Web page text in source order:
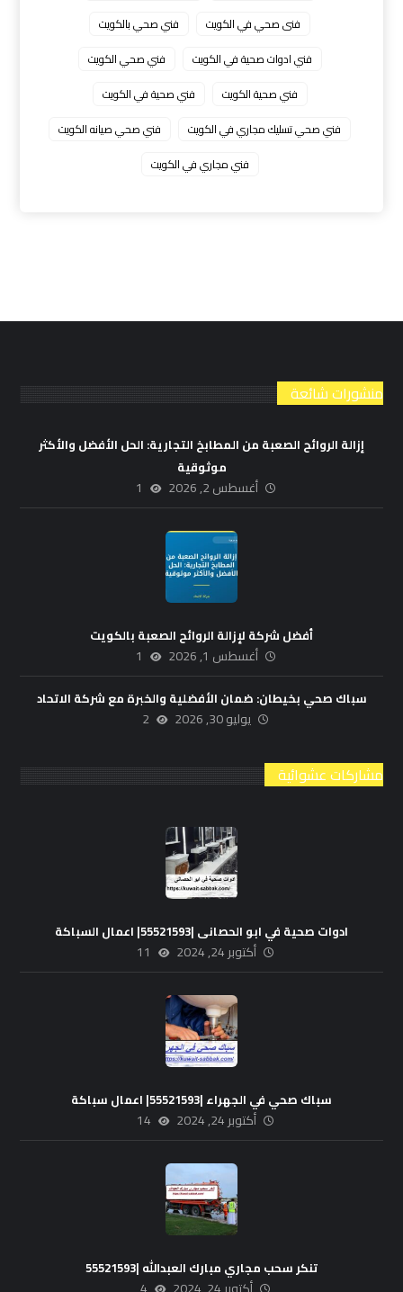
فنى صحي في الكويت
فني صحي بالكويت
فني ادوات صحية في الكويت
فني صحي الكويت
فني صحية الكويت
فني صحية في الكويت
فني صحي تسليك مجاري في الكويت
فني صحي صيانه الكويت
فني مجاري في الكويت
منشورات شائعة
إزالة الروائح الصعبة من المطابخ التجارية: الحل الأفضل والأكثر
موثوقية
أغسطس 2, 2026 1
أفضل شركة لإزالة الروائح الصعبة بالكويت
أغسطس 1, 2026 1
سباك صحي بخيطان: ضمان الأفضلية والخبرة مع شركة الاتحاد
يوليو 30, 2026 2
مشاركات عشوائية
ادوات صحية في ابو الحصانى |55521593| اعمال السباكة
أكتوبر 24, 2024 11
سباك صحي في الجهراء |55521593| اعمال سباكة
أكتوبر 24, 2024 14
تنكر سحب مجاري مبارك العبدالله |55521593